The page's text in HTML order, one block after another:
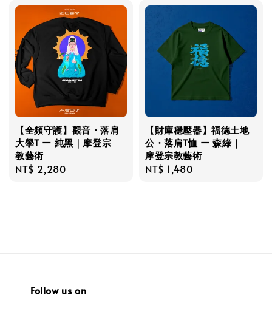
【全頻守護】觀音・落肩
大學T ー 純黑｜摩登宗
教藝術
Regular
NT$ 2,280
【財庫穩壓器】福德土地
公・落肩T恤 ー 森綠｜
摩登宗教藝術
Regular
NT$ 1,480
Follow us on